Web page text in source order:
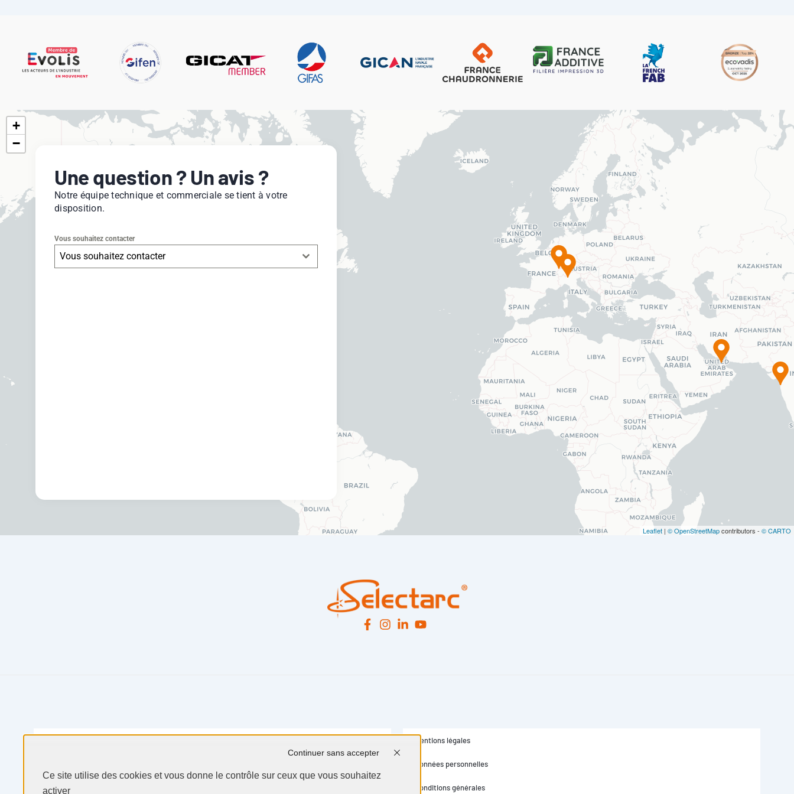
+
−
Leaflet | © OpenStreetMapcontributors - © CARTO
Une question ? Un avis ?
Notre équipe technique et commerciale se tient à votre
disposition.
Vous souhaitez contacter
Vous souhaitez contacter
Selectarc
Mentions légales
Données personnelles
Conditions générales
Ce site utilise des cookies et vous donne le contrôle sur ceux que vous souhaitez
activer
Continuer sans accepter